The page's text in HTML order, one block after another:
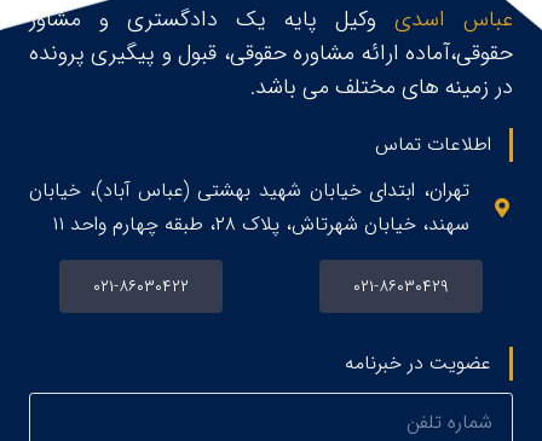
عباس اسدی وکیل پایه یک دادگستری و مشاور
حقوقی،آماده ارائه مشاوره حقوقی، قبول و پیگیری پرونده
در زمینه های مختلف می باشد.
اطلاعات تماس
تهران، ابتدای خیابان شهید بهشتی (عباس آباد)، خیابان
سهند، خیابان شهرتاش، پلاک ۲۸، طبقه چهارم واحد ۱۱
۰۲۱-۸۶۰۳۰۴۲۹ ۰۲۱-۸۶۰۳۰۴۲۲
عضویت در خبرنامه